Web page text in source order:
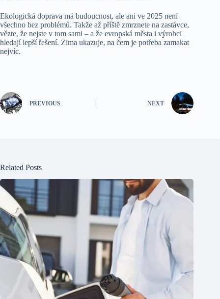
Ekologická doprava má budoucnost, ale ani ve 2025 není
všechno bez problémů. Takže až příště zmrznete na zastávce,
vězte, že nejste v tom sami – a že evropská města i výrobci
hledají lepší řešení. Zima ukazuje, na čem je potřeba zamakat
nejvíc.
PREVIOUS NEXT
Related Posts